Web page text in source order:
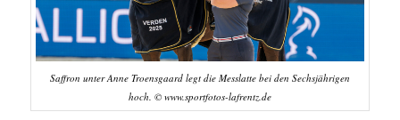
Saffron unter Anne Troensgaard legt die Messlatte bei den Sechsjährigen
hoch. © www.sportfotos-lafrentz.de